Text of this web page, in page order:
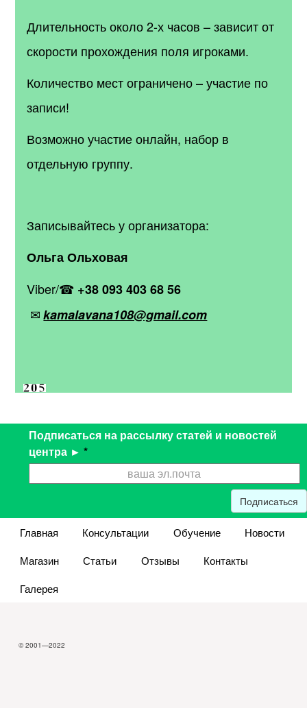
Длительность около 2-х часов – зависит от
скорости прохождения поля игроками.
Количество мест ограничено – участие по
записи!
Возможно участие онлайн, набор в
отдельную группу.
Записывайтесь у организатора:
Ольга Ольховая
Viber/☎ +38 093 403 68 56
✉ kamalavana108@gmail.com
Подписаться на рассылку статей и новостей
центра ► *
Подписаться
Главная Консультации Обучение
Новости
Магазин
Статьи Отзывы
Контакты
Галерея
© 2001—2022